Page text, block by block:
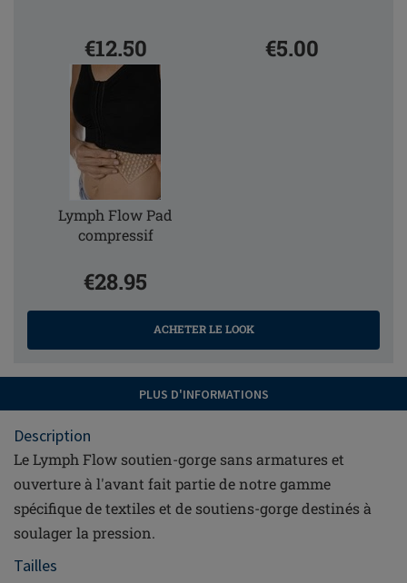
€12.50 €5.00
Lymph Flow Pad
compressif
€28.95
ACHETER LE LOOK
PLUS D'INFORMATIONS
Description
Le Lymph Flow soutien-gorge sans armatures et
ouverture à l'avant fait partie de notre gamme
spécifique de textiles et de soutiens-gorge destinés à
soulager la pression.
Tailles